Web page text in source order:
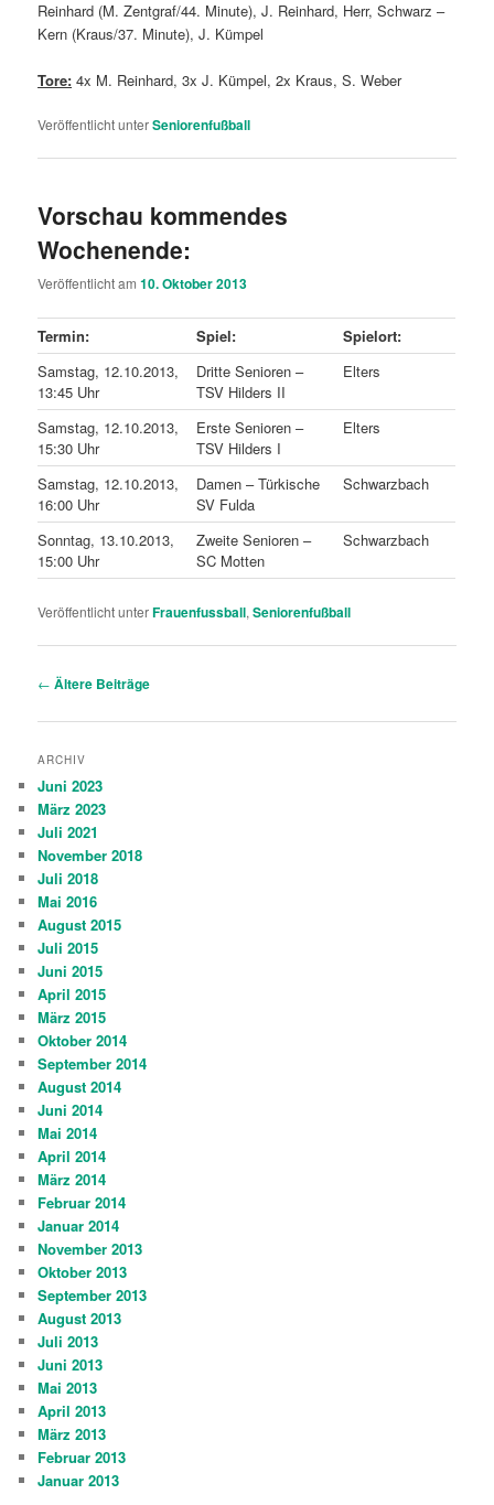
Reinhard (M. Zentgraf/44. Minute), J. Reinhard, Herr, Schwarz –
Kern (Kraus/37. Minute), J. Kümpel
Tore: 4x M. Reinhard, 3x J. Kümpel, 2x Kraus, S. Weber
Veröffentlicht unterSeniorenfußball
Vorschau kommendes
Wochenende:
Veröffentlicht am10. Oktober 2013
Termin: Spiel:
Spielort:
Samstag, 12.10.2013,
13:45 Uhr
Dritte Senioren –
TSV Hilders II
Elters
Samstag, 12.10.2013,
15:30 Uhr
Erste Senioren –
TSV Hilders I
Elters
Samstag, 12.10.2013,
16:00 Uhr
Damen – Türkische
SV Fulda
Schwarzbach
Sonntag, 13.10.2013,
15:00 Uhr
Zweite Senioren –
SC Motten
Schwarzbach
Veröffentlicht unterFrauenfussball,Seniorenfußball
Beitragsnavigation
← Ältere Beiträge
ARCHIV
Juni 2023
März 2023
Juli 2021
November 2018
Juli 2018
Mai 2016
August 2015
Juli 2015
Juni 2015
April 2015
März 2015
Oktober 2014
September 2014
August 2014
Juni 2014
Mai 2014
April 2014
März 2014
Februar 2014
Januar 2014
November 2013
Oktober 2013
September 2013
August 2013
Juli 2013
Juni 2013
Mai 2013
April 2013
März 2013
Februar 2013
Januar 2013